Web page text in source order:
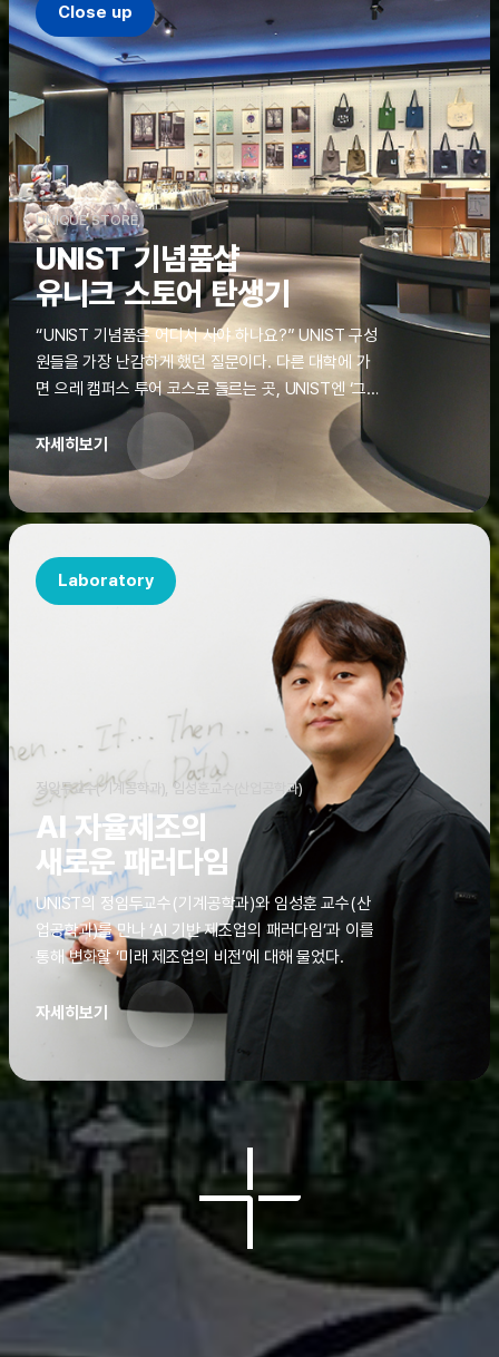
Close up
UNIQUE STORE
UNIST 기념품샵
유니크 스토어 탄생기
“UNIST 기념품은 어디서 사야 하나요?” UNIST 구성
원들을 가장 난감하게 했던 질문이다. 다른 대학에 가
면 으레 캠퍼스 투어 코스로 들르는 곳, UNIST엔 ‘그
것’이 없었다. 학교 탐방을 왔던 고등학생도, 자녀를 방
문하러 온 학부모도 빈손으로 돌려보내야 했던 아쉬움
을 달래줄 공간이 ‘유니크 스토어(UNIQUE
STORE)’라는 이름으로 지난해 11월 문을 열었다.
자세히보기
Laboratory
정임두교수(기계공학과), 임성훈교수(산업공학과)
AI 자율제조의
새로운 패러다임
UNIST의 정임두교수(기계공학과)와 임성훈 교수(산
업공학과)를 만나 ‘AI 기반 제조업의 패러다임’과 이를
통해 변화할 ‘미래 제조업의 비전’에 대해 물었다.
자세히보기